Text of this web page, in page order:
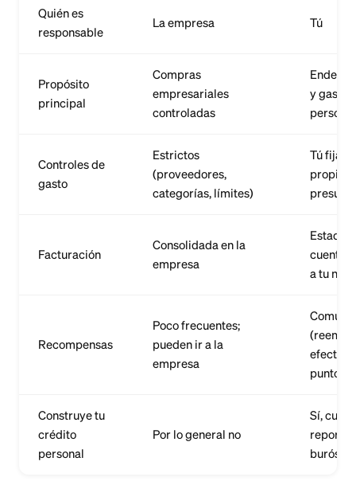
Quién es
responsable
La empresa Tú
Propósito
principal
Compras
empresariales
controladas
y gasto
personal
Controles de
gasto
Estrictos
(proveedores,
categorías, límites)
Tú fijas
propio
Facturación
Consolidada en la
empresa
Estado
cuenta
a tu
Recompensas
Poco frecuentes;
pueden ir a la
empresa
efectivo,
puntos)
Construye tu
crédito
personal
Por lo general no
Sí,
reporta
burós